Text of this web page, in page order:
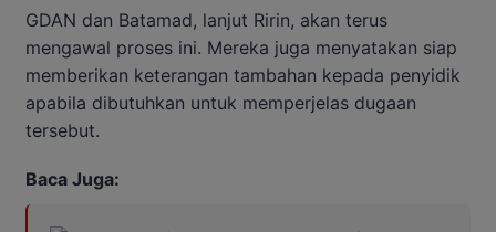
GDAN dan Batamad, lanjut Ririn, akan terus
mengawal proses ini. Mereka juga menyatakan siap
memberikan keterangan tambahan kepada penyidik
apabila dibutuhkan untuk memperjelas dugaan
tersebut.
Baca Juga: